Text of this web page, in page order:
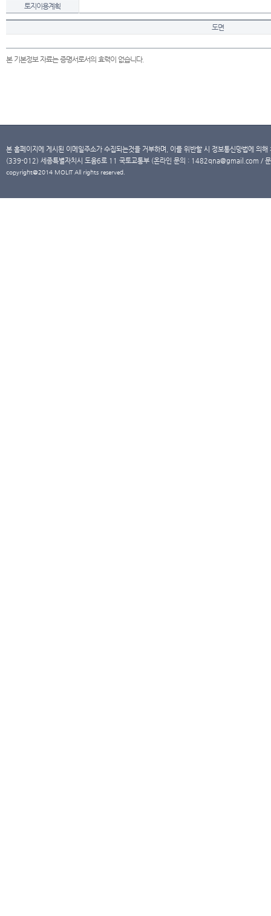
토지이용계획
도면
본 기본정보 자료는 증명서로서의 효력이 없습니다.
본 홈페이지에 게시된 이메일주소가 수집되는것을 거부하며, 이를 위반할 시 정보통신망법에 의
(339-012) 세종특별자치시 도움6로 11 국토교통부 (온라인 문의 : 1482qna@gmail.com /
copyright@2014 MOLIT All rights reserved.